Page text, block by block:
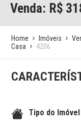
Venda: R$
Home Imóveis
Casa
4206
Tipo do Imóvel